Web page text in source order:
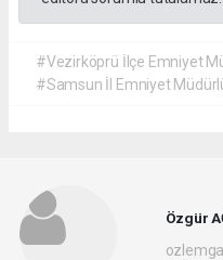
#Vezirköprü İlçe Emniyet
#Samsun İl Emniyet
Özgür